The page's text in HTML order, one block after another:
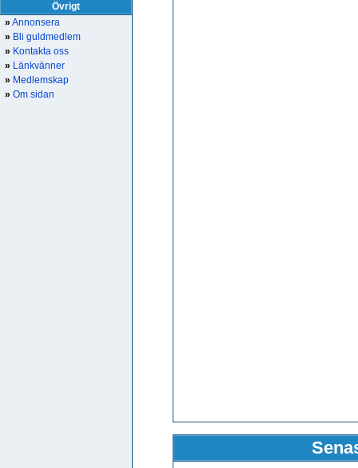
Övrigt
» Annonsera
» Bli guldmedlem
» Kontakta oss
» Länkvänner
» Medlemskap
» Om sidan